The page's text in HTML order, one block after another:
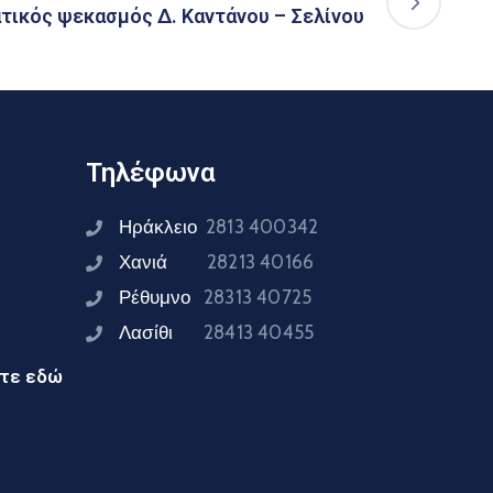
ψεκασμός Δ. Καντάνου – Σελίνου
εδώ
Τηλέφωνα
Ηράκλειο 2813 400342
Χανιά 28213 40166
Ρέθυμνο 28313 40725
Λασίθι 28413 40455